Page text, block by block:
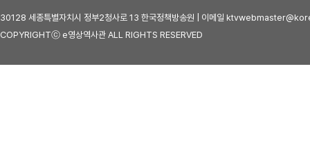
30128 세종특별자치시 정부2청사로 13 한국정책방송원 | 이메일
COPYRIGHTⓒ e영상역사관 ALL RIGHTS RESERVED